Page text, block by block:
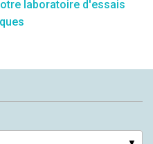
laboratoire d'essais